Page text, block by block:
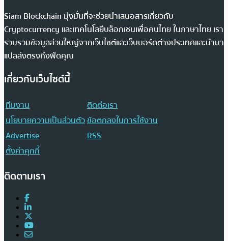
Siam Blockchain มุ่งมั่นที่จะช่วยนำเสนอสารเกี่ยวกับ
Cryptocurrency และเทคโนโลยีบล็อกเชนเพื่อคนไทย ในภาษาไทย เรา
รวบรวมข้อมูลส่วนใหญ่จากเว็บไซต์และเว็บบอร์ดต่างประเทศและนำมา
แปลส่งตรงถึงฟีดคุณ
เกี่ยวกับเว็บไซต์นี้
ทีมงาน
ติดต่อเรา
นโยบายความเป็นส่วนตัวข้อตกลงในการใช้งาน
Advertise
RSS
ตั้งค่าคุกกี้
ติดตามเรา